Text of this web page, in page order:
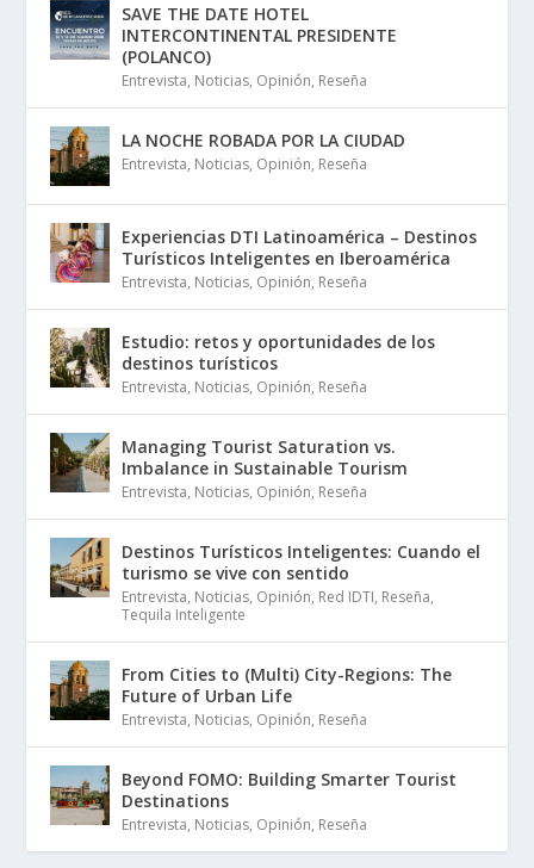
SAVE THE DATE HOTEL
INTERCONTINENTAL PRESIDENTE
(POLANCO)
Entrevista, Noticias, Opinión, Reseña
LA NOCHE ROBADA POR LA CIUDAD
Entrevista, Noticias, Opinión, Reseña
Experiencias DTI Latinoamérica – Destinos
Turísticos Inteligentes en Iberoamérica
Entrevista, Noticias, Opinión, Reseña
Estudio: retos y oportunidades de los
destinos turísticos
Entrevista, Noticias, Opinión, Reseña
Managing Tourist Saturation vs.
Imbalance in Sustainable Tourism
Entrevista, Noticias, Opinión, Reseña
Destinos Turísticos Inteligentes: Cuando el
turismo se vive con sentido
Entrevista, Noticias, Opinión, Red IDTI, Reseña,
Tequila Inteligente
From Cities to (Multi) City-Regions: The
Future of Urban Life
Entrevista, Noticias, Opinión, Reseña
Beyond FOMO: Building Smarter Tourist
Destinations
Entrevista, Noticias, Opinión, Reseña